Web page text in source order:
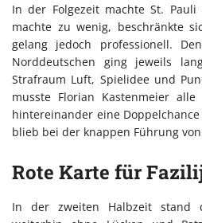
In der Folgezeit machte St.
machte zu wenig, beschränkte
gelang jedoch professionell.
Norddeutschen ging jeweils
Strafraum Luft, Spielidee und
musste Florian Kastenmeier
hintereinander eine
blieb bei der knappen Führung
Rote Karte für
In der zweiten Halbzeit stand